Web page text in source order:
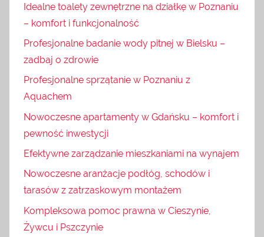
Idealne toalety zewnętrzne na działkę w Poznaniu
– komfort i funkcjonalność
Profesjonalne badanie wody pitnej w Bielsku –
zadbaj o zdrowie
Profesjonalne sprzątanie w Poznaniu z
Aquachem
Nowoczesne apartamenty w Gdańsku – komfort i
pewność inwestycji
Efektywne zarządzanie mieszkaniami na wynajem
Nowoczesne aranżacje podłóg, schodów i
tarasów z zatrzaskowym montażem
Kompleksowa pomoc prawna w Cieszynie,
Żywcu i Pszczynie